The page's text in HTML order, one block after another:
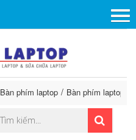
Bàn phím laptop Bàn phím laptop